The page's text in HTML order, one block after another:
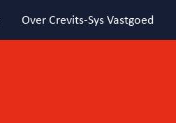
Over Crevits-Sys Vastgoed